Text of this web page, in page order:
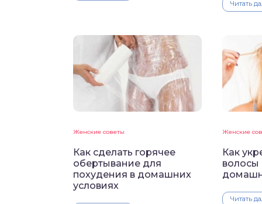
Читать
Женские советы
Как сделать горячее
обертывание для
похудения в домашних
условиях
Женские
Как
Читать